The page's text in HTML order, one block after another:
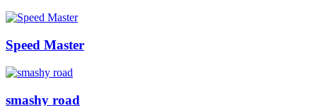
Speed Master
smashy road